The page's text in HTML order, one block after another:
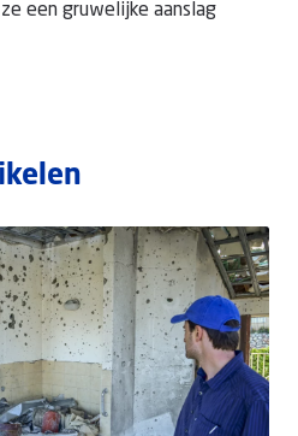
een gruwelijke aanslag